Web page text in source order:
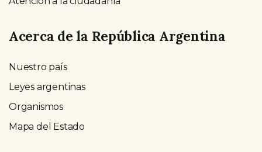
Acerca de la República Argentina
Nuestro país
Leyes argentinas
Organismos
Mapa del Estado